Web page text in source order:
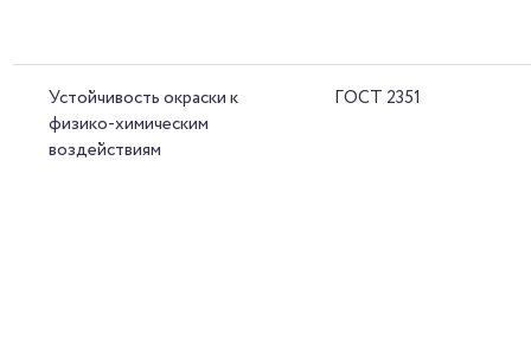
Устойчивость окраски к
физико-химическим
воздействиям
ГОСТ 2351